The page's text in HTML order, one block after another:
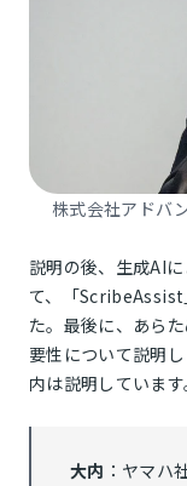
株式会社アドバ
説明の後、生成AI
て、「ScribeAssist
た。最後に、あら
要性について説明
内は説明しています
大内 ：ヤマハ